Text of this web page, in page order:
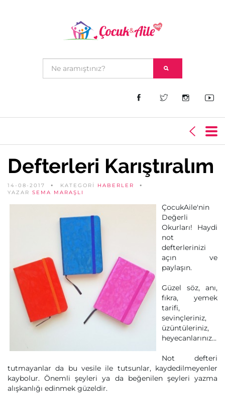
Defterleri Karıştıralım
14-08-2017 KATEGORİ HABERLER
YAZAR SEMA MARAŞLI
ÇocukAile'nin
Değerli
Okurları! Haydi
not
defterlerinizi
açın ve
paylaşın.
Güzel söz, anı,
fıkra, yemek
tarifi,
sevinçleriniz,
üzüntüleriniz,
heyecanlarınız...
Not defteri
tutmayanlar da bu vesile ile tutsunlar, kaydedilmeyenler
kaybolur. Önemli şeyleri ya da beğenilen şeyleri yazma
alışkanlığı edinmek güzeldir.